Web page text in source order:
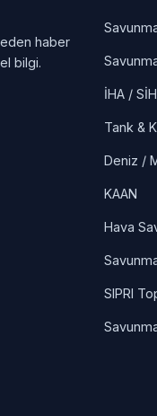
haber
bilgi.
İHA /
Tank &
Deniz /
KAAN
Hava
SIPRI